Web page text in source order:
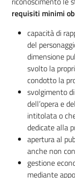
requisiti minimi
capacità di
del
dimensione
svolto la
condotto la
svolgimento
dell’opera e
intitolata o
dedicate alla
apertura al
anche non
gestione
mediante